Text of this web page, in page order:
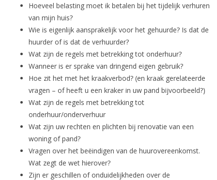
Hoeveel belasting moet ik betalen bij het tijdelijk verhuren
van mijn huis?
Wie is eigenlijk aansprakelijk voor het gehuurde? Is dat de
huurder of is dat de verhuurder?
Wat zijn de regels met betrekking tot onderhuur?
Wanneer is er sprake van dringend eigen gebruik?
Hoe zit het met het kraakverbod? (en kraak gerelateerde
vragen – of heeft u een kraker in uw pand bijvoorbeeld?)
Wat zijn de regels met betrekking tot
onderhuur/onderverhuur
Wat zijn uw rechten en plichten bij renovatie van een
woning of pand?
Vragen over het beëindigen van de huurovereenkomst.
Wat zegt de wet hierover?
Zijn er geschillen of onduidelijkheden over de